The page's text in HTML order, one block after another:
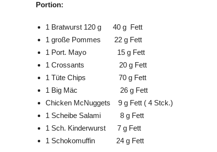
Portion:
1 Bratwurst 120 g 40 g Fett
1 große Pommes 22 g Fett
1 Port. Mayo 15 g Fett
1 Crossants 20 g Fett
1 Tüte Chips 70 g Fett
1 Big Mäc 26 g Fett
Chicken McNuggets 9 g Fett ( 4 Stck.)
1 Scheibe Salami 8 g Fett
1 Sch. Kinderwurst 7 g Fett
1 Schokomuffin 24 g Fett